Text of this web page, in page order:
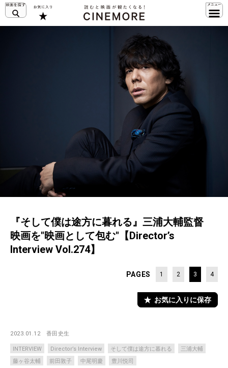
『そして僕は途方に暮れる』三浦大輔監督
映画を"映画として包む"【Director’s
Interview Vol.274】
PAGES 1 2 3 4
お気に入りに保存
2023.01.12 香田史生
INTERVIEW Director’s Interview そして僕は途方に暮れる
三浦大輔
藤ヶ谷太輔
前田敦子 中尾明慶 豊川悦司